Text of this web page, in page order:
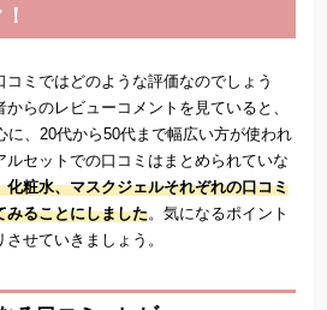
ミではどのような評価なのでしょう
らのレビューコメントを見ていると、
に、20代から50代まで幅広い方が使われ
セットでの口コミはまとめられていな
化粧水、マスクジェルそれぞれの口コミ
みることにしました。気になるポイント
せていきましょう。